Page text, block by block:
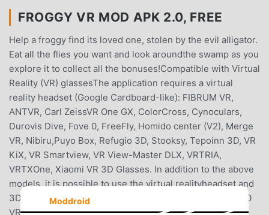
FROGGY VR MOD APK 2.0, FREE
Help a froggy find its loved one, stolen by the evil alligator.
Eat all the flies you want and look aroundthe swamp as you
explore it to collect all the bonuses!Compatible with Virtual
Reality (VR) glassesThe application requires a virtual
reality headset (Google Cardboard-like): FIBRUM VR,
ANTVR, Carl ZeissVR One GX, ColorCross, Cynoculars,
Durovis Dive, Fove 0, FreeFly, Homido center (V2), Merge
VR, Nibiru,Puyo Box, Refugio 3D, Stooksy, Tepoinn 3D, VR
KiX, VR Smartview, VR View-Master DLX, VRTRIA,
VRTXOne, Xiaomi VR 3D Glasses. In addition to the above
models, it is possible to use the virtual realityheadset and
3D / VR glasses of other samples and manufacturers.360
VR emulator — 360 degree freedom.Enjoy the ultra-
Moddroid